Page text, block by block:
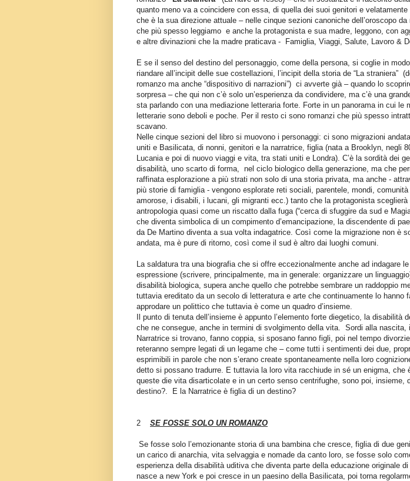
quanto meno va a coincidere con essa, di quella dei suoi genitori e velatamente
che è la sua direzione attuale – nelle cinque sezioni canoniche dell’oroscopo
che più spesso leggiamo e anche la protagonista e sua madre, leggono, con
e altre divinazioni che la madre praticava - Famiglia, Viaggi, Salute, Lavoro &
E se il senso del destino del personaggio, come della persona, si coglie in
riandare all’incipit delle sue costellazioni, l’incipit della storia de “La straniera”
romanzo ma anche “dispositivo di narrazioni”) ci avverte già – quando lo
sorpresa – che qui non c’è solo un’esperienza da condividere, ma c’è una
sta parlando con una mediazione letteraria forte. Forte in un panorama in cui le
letterarie sono deboli e poche. Per il resto ci sono romanzi che più spesso
scavano.
Nelle cinque sezioni del libro si muovono i personaggi: ci sono migrazioni
uniti e Basilicata, di nonni, genitori e la narratrice, figlia (nata a Brooklyn, negli
Lucania e poi di nuovo viaggi e vita, tra stati uniti e Londra). C’è la sordità dei
disabilità, uno scarto di forma,
nel ciclo biologico della generazione, ma che
raffinata esplorazione a più strati non solo di una storia privata, ma anche -
più storie di famiglia - vengono esplorate reti sociali, parentele, mondi,
amorose, i disabili, i lucani, gli migranti ecc.) tanto che la protagonista sceglierà
antropologia quasi come un riscatto dalla fuga (“cerca di sfuggire da sud e
che diventa simbolica di un compimento d’emancipazione, la discendente di
da De Martino diventa a sua volta indagatrice. Così come la migrazione non è
andata, ma è pure di ritorno, così come il sud è altro dai luoghi comuni.
La saldatura tra una biografia che si offre eccezionalmente anche ad indagare
espressione (scrivere, principalmente, ma in generale: organizzare un
disabilità biologica, supera anche quello che potrebbe sembrare un raddoppio
tuttavia ereditato da un secolo di letteratura e arte che continuamente lo hanno
approdare un polittico che tuttavia è come un quadro d’insieme.
Il punto di tenuta dell’insieme è appunto l’elemento forte diegetico, la disabilità
che ne consegue, anche in termini di svolgimento della vita.
Sordi alla nascita,
Narratrice si trovano, fanno coppia, si sposano fanno figli, poi nel tempo
reteranno sempre legati di un legame che – come tutti i sentimenti dei due,
esprimibili in parole che non s’erano create spontaneamente nella loro
detto si possano tradurre. E tuttavia la loro vita racchiude in sé un enigma, che
queste die vita disarticolate e in un certo senso centrifughe, sono poi, insieme,
destino?.
E la Narratrice è figlia di un destino?
2 SE FOSSE SOLO UN ROMANZO
Se fosse solo l’emozionante storia di una bambina che cresce, figlia di due
un carico di anarchia, vita selvaggia e nomade da canto loro, se fosse solo
esperienza della disabilità uditiva che diventa parte della educazione originale
nasce a new York e poi cresce in un paesino della Basilicata, poi torna